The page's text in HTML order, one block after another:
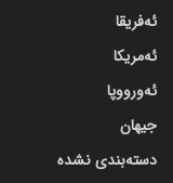
ئەفریقا
ئەمریکا
ئەورووپا
جیهان
دسته‌بندی نشده